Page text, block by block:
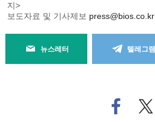
지>
보도자료 및 기사제보 press@bios.co.kr
뉴스레터 텔레그램
페
이
트위
터로